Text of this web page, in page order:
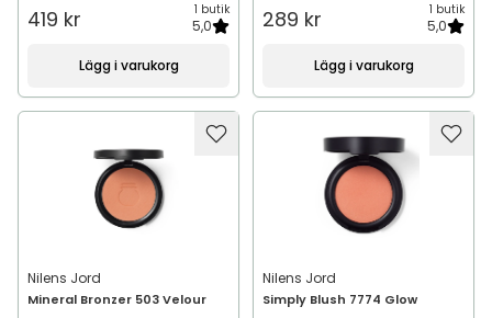
419 kr 1 butik
5,0
Lägg i varukorg
289 kr 1 butik
5,0
Lägg i varukorg
Nilens Jord
Mineral Bronzer 503 Velour
Nilens Jord
Simply Blush 7774 Glow